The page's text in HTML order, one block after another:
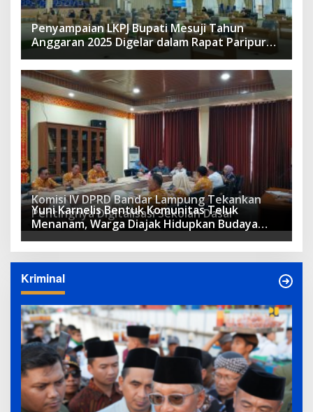
Penyampaian LKPJ Bupati Mesuji Tahun
Anggaran 2025 Digelar dalam Rapat Paripurna
DPRD
Komisi IV DPRD Bandar Lampung Tekankan
Pentingnya Digitalisasi Sekolah Dasar
Yuni Karnelis Bentuk Komunitas Teluk
Menanam, Warga Diajak Hidupkan Budaya
Tanam
Kriminal